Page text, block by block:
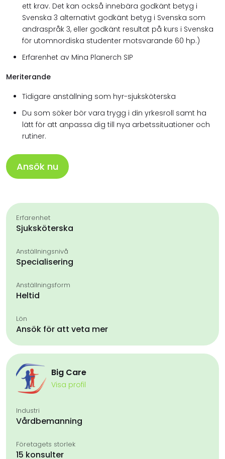
ett krav. Det kan också innebära godkänt betyg i
Svenska 3 alternativt godkänt betyg i Svenska som
andraspråk 3, eller godkänt resultat på kurs i Svenska
för utomnordiska studenter motsvarande 60 hp.)
Erfarenhet av Mina Planerch SIP
Meriterande
Tidigare anställning som hyr-sjuksköterska
Du som söker bör vara trygg i din yrkesroll samt ha
lätt för att anpassa dig till nya arbetssituationer och
rutiner.
Ansök nu
Erfarenhet
Sjuksköterska
Anställningsnivå
Specialisering
Anställningsform
Heltid
Lön
Ansök för att veta mer
Big Care
Visa profil
Industri
Vårdbemanning
Företagets storlek
15 konsulter